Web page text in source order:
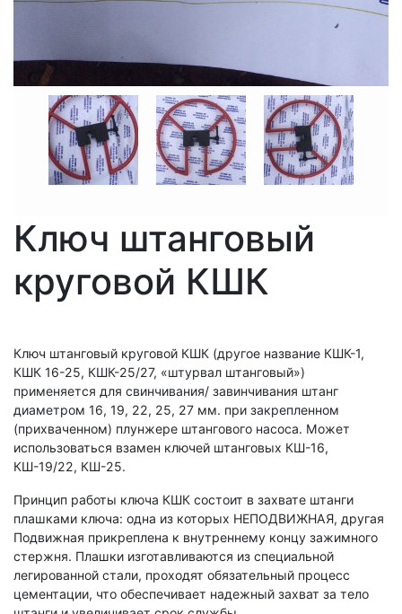
Ключ штанговый
круговой КШК
Ключ штанговый круговой КШК (другое название КШК-1,
КШК 16-25, КШК-25/27, «штурвал штанговый»)
применяется для свинчивания/ завинчивания штанг
диаметром 16, 19, 22, 25, 27 мм. при закрепленном
(прихваченном) плунжере штангового насоса. Может
использоваться взамен ключей штанговых КШ-16,
КШ-19/22, КШ-25.
Принцип работы ключа КШК состоит в захвате штанги
плашками ключа: одна из которых НЕПОДВИЖНАЯ, другая
Подвижная прикреплена к внутреннему концу зажимного
стержня. Плашки изготавливаются из специальной
легированной стали, проходят обязательный процесс
цементации, что обеспечивает надежный захват за тело